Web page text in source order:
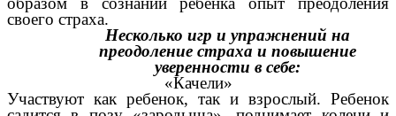
своего страха.
Несколько игр и упражнений на
преодоление страха и повышение
уверенности в себе:
«Качели»
Участвуют как ребенок, так и взрослый. Ребенок